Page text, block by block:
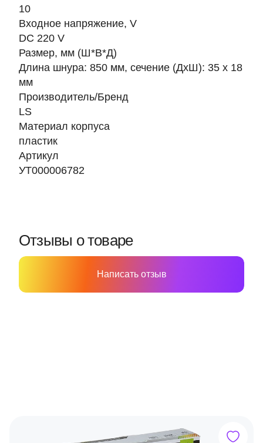
10
Входное напряжение, V
DC 220 V
Размер, мм (Ш*В*Д)
Длина шнура: 850 мм, сечение (ДxШ): 35 x 18
мм
Производитель/Бренд
LS
Материал корпуса
пластик
Артикул
УТ000006782
Отзывы о товаре
Написать отзыв